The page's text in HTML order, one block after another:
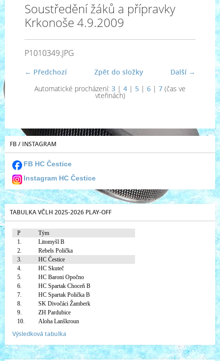
Soustředění žáků a přípravky
Krkonoše 4.9.2009
P1010349.JPG
← Předchozí Další →
Zpět do složky
Automatické procházení: 3 | 4 | 5 | 6 | 7 (čas ve
vteřinách)
FB / INSTAGRAM
FB HC Čestice
Instagram HC Čestice
TABULKA VČLH 2025-2026 PLAY-OFF
P
Tým
1.
Litomyšl B
2.
Rebels Polička
3.
HC Čestice
4.
HC Skuteč
5.
HC Baroni Opočno
6.
HC Spartak Choceň B
7.
HC Spartak Polička B
8.
SK Divočáci Žamberk
9.
ZH Pardubice
10.
Aloha Lanškroun
Výsledková tabulka